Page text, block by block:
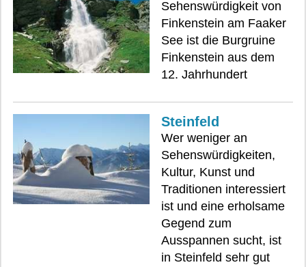
Sehenswürdigkeit von
Finkenstein am Faaker
See ist die Burgruine
Finkenstein aus dem
12. Jahrhundert
Steinfeld
Wer weniger an
Sehenswürdigkeiten,
Kultur, Kunst und
Traditionen interessiert
ist und eine erholsame
Gegend zum
Ausspannen sucht, ist
in Steinfeld sehr gut